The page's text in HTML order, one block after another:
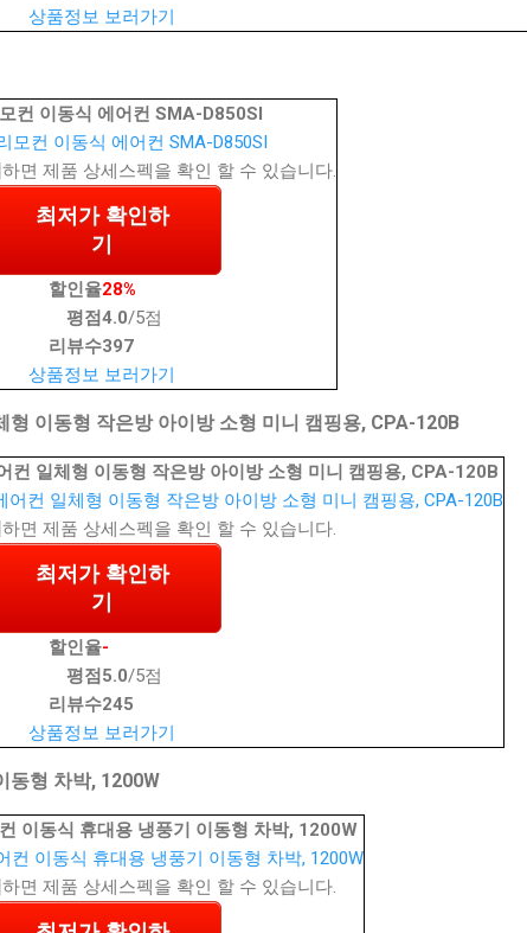
상품정보 보러가기
컨 이동식 에어컨 SMA-D850SI
하면 제품 상세스펙을 확인 할 수 있습니다.
최저가 확인하
기
할인율28%
평점4.0/5점
리뷰수397
상품정보 보러가기
이동형 작은방 아이방 소형 미니 캠핑용, CPA-120B
컨 일체형 이동형 작은방 아이방 소형 미니 캠핑용, CPA-120B
하면 제품 상세스펙을 확인 할 수 있습니다.
최저가 확인하
기
할인율-
평점 5.0/5점
리뷰수245
상품정보 보러가기
동형 차박, 1200W
이동식 휴대용 냉풍기 이동형 차박, 1200W
하면 제품 상세스펙을 확인 할 수 있습니다.